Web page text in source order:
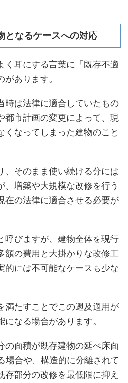
となるケースへの対応
く耳にする言葉に「既存不適
あります。
時は法律に適合していたもの
都市計画の変更によって、現
くなってしまった建物のこと
、そのまま使い続ける分には
、増築や大規模な改修を行う
在の法律に適合させる必要が
呼びますが、建物全体を現行
額の費用と大掛かりな改修工
的には不可能なケースも少な
満たすことでこの遡及適用が
なる場合があります。
の面積が既存建物の延べ床面
場合や、構造的に分離されて
存部分の改修を最低限に抑え